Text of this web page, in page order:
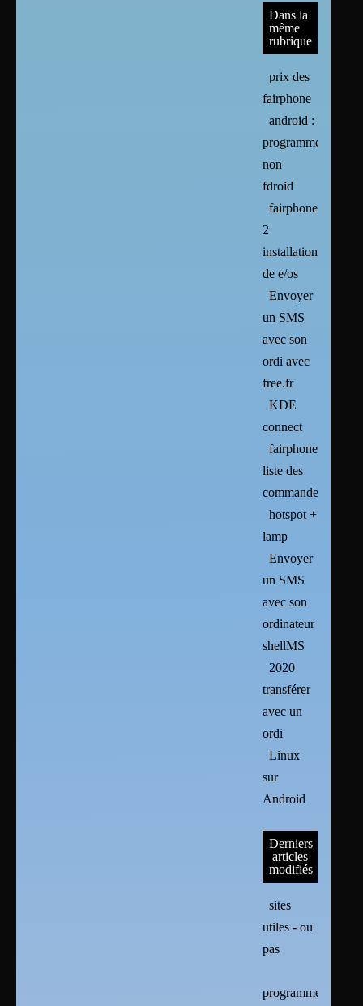
Dans la
même
rubrique
prix des
fairphone
android :
programmes
non
fdroid
fairphone
2
installation
de e/os
Envoyer
un SMS
avec son
ordi avec
free.fr
KDE
connect
fairphone2
liste des
commandes
hotspot +
lamp
Envoyer
un SMS
avec son
ordinateur :
shellMS
2020
transférer
avec un
ordi
Linux
sur
Android
Derniers
articles
modifiés
sites
utiles - ou
pas
programmes